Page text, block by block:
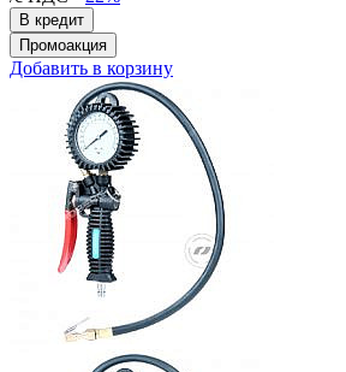
Добавить в корзину